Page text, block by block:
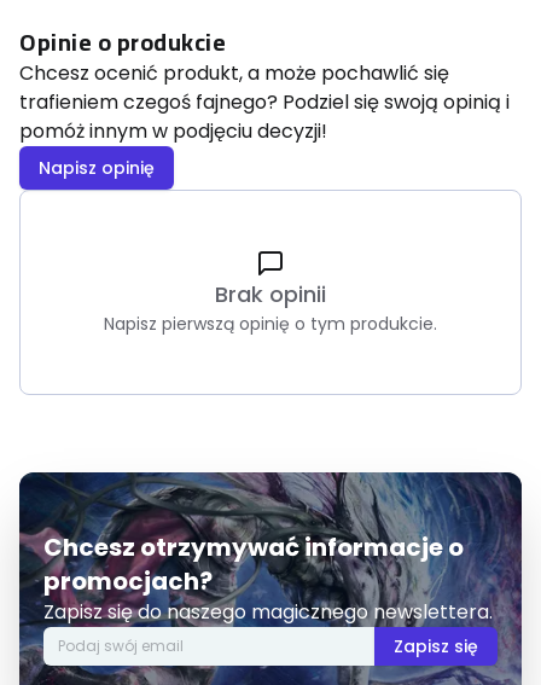
Opinie o produkcie
Chcesz ocenić produkt, a może pochawlić się
trafieniem czegoś fajnego? Podziel się swoją opinią i
pomóż innym w podjęciu decyzji!
Napisz opinię
Brak opinii
Napisz pierwszą opinię o tym produkcie.
Chcesz otrzymywać informacje o
promocjach?
Zapisz się do naszego magicznego newslettera.
Zapisz się